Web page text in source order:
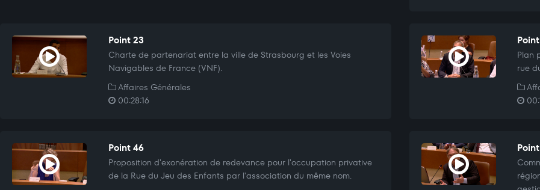
Point 23
Charte de partenariat entre la ville de Strasbourg et les Voies
Navigables de France (VNF).
Affaires Générales
00:28:16
Plan
rue
Point 46
Proposition d'exonération de redevance pour l'occupation privative
de la Rue du Jeu des Enfants par l'association du même nom.